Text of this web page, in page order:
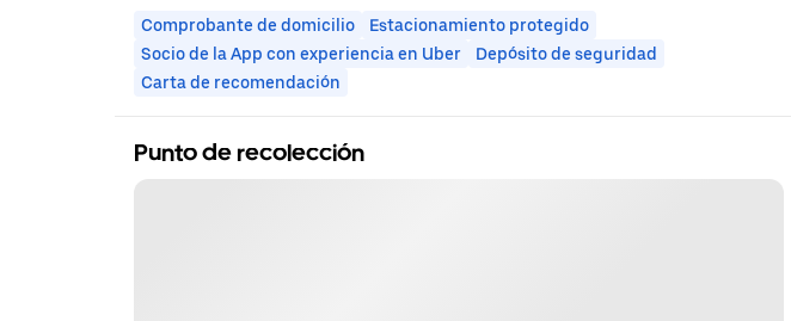
Comprobante de domicilio
Estacionamiento protegido
Socio de la App con experiencia en Uber
Depósito de seguridad
Carta de recomendación
Punto de recolección